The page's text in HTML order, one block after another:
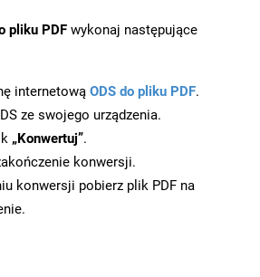
pliku PDF wykonaj następujące
internetową ODS do pliku PDF.
ze swojego urządzenia.
„Konwertuj”.
konwersji.
konwersji pobierz plik PDF na